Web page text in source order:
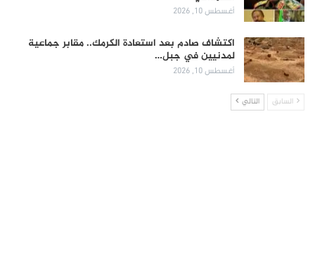
أغسطس 10, 2026
اكتشاف صادم بعد استعادة الكرمك.. مقابر جماعية
لمدنيين في جبل…
أغسطس 10, 2026
السابق التالي